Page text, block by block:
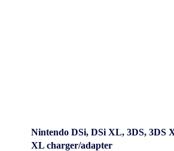
Nintendo DSi, DSi XL, 3DS, 3DS
XL charger/adapter